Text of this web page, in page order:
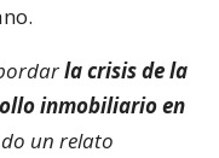
la crisis de la
inmobiliario en
un relato